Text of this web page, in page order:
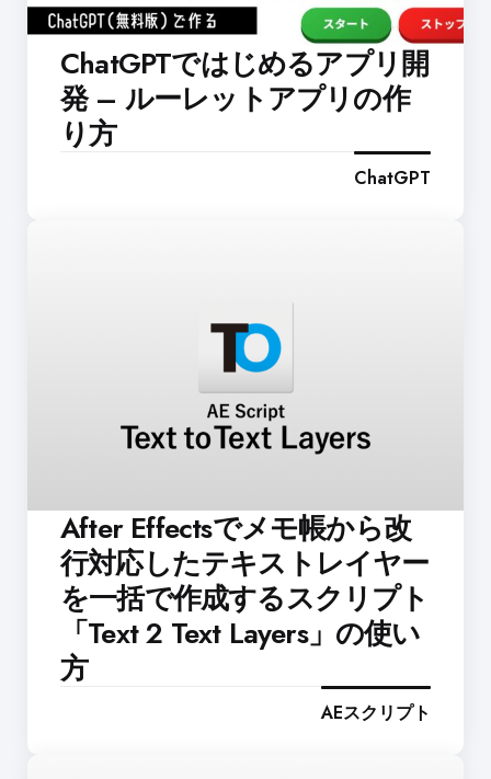
ChatGPTではじめるアプリ開
発 – ルーレットアプリの作
り方
ChatGPT
After Effectsでメモ帳から改
行対応したテキストレイヤー
を一括で作成するスクリプト
「Text 2 Text Layers」の使い
方
AEスクリプト